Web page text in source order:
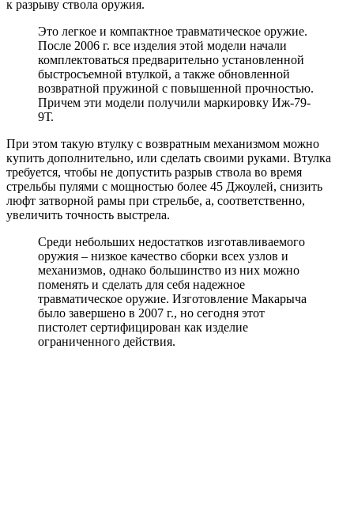
к разрыву ствола оружия.
Это легкое и компактное травматическое оружие.
После 2006 г. все изделия этой модели начали
комплектоваться предварительно установленной
быстросъемной втулкой, а также обновленной
возвратной пружиной с повышенной прочностью.
Причем эти модели получили маркировку Иж-79-
9Т.
При этом такую втулку с возвратным механизмом можно
купить дополнительно, или сделать своими руками. Втулка
требуется, чтобы не допустить разрыв ствола во время
стрельбы пулями с мощностью более 45 Джоулей, снизить
люфт затворной рамы при стрельбе, а, соответственно,
увеличить точность выстрела.
Среди небольших недостатков изготавливаемого
оружия – низкое качество сборки всех узлов и
механизмов, однако большинство из них можно
поменять и сделать для себя надежное
травматическое оружие. Изготовление Макарыча
было завершено в 2007 г., но сегодня этот
пистолет сертифицирован как изделие
ограниченного действия.